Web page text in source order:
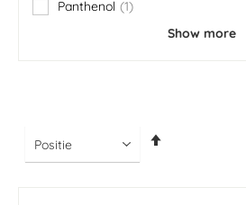
Panthenol
1
item
Show more